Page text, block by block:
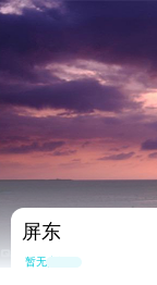
屏东
暂无点评
